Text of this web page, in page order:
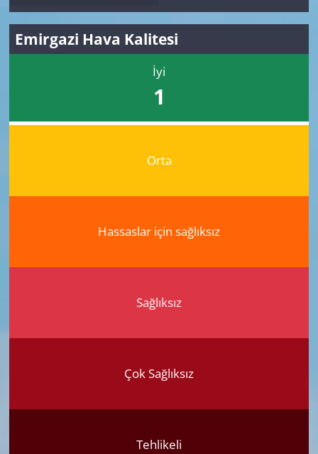
Emirgazi Hava Kalitesi
İyi
1
Orta
Hassaslar için sağlıksız
Sağlıksız
Çok Sağlıksız
Tehlikeli